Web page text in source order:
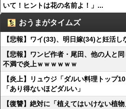
いて！ヒントは花の名前よ！」...
おうまがタイムズ
【悲報】ワイ(33)、明日嫁(34)と妊活
【悲報】ワンピ作者・尾田、他の人と
不満で炎上ｗｗｗｗｗｗ
【炎上】リュウジ「ダルい料理トップ
「あり得ないほどダルい」
【復讐】絶対に「植えてはいけない植